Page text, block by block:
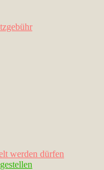
werden dürfen